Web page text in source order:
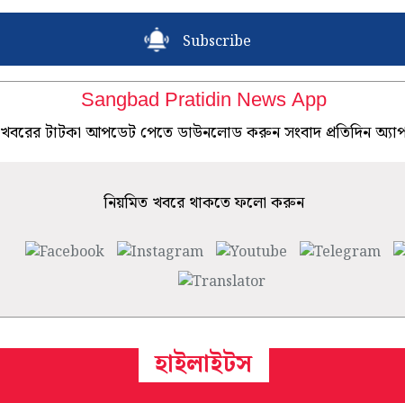
Subscribe
Sangbad Pratidin News App
খবরের টাটকা আপডেট পেতে ডাউনলোড করুন সংবাদ প্রতিদিন
নিয়মিত খবরে থাকতে ফলো করুন
হাইলাইটস